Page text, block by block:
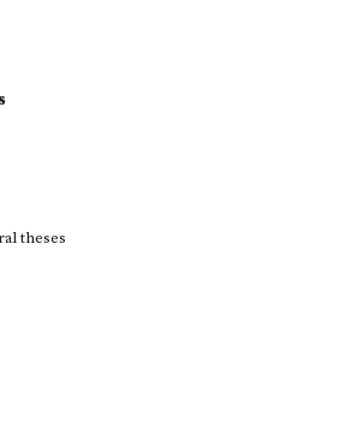
theses